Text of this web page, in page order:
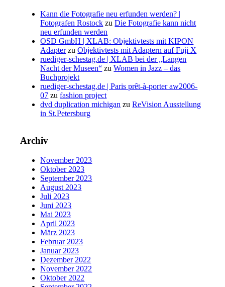
Kann die Fotografie neu erfunden werden? |
Fotografen Rostock zuDie Fotografie kann nicht
neu erfunden werden
OSD GmbH | XLAB: Objektivtests mit KIPON
AdapterzuObjektivtests mit Adaptern auf Fuji X
ruediger-schestag.de | XLAB bei der „Langen
Nacht der Museen“ zuWomen in Jazz – das
Buchprojekt
ruediger-schestag.de | Paris prêt-à-porter aw2006-
07 zufashion project
dvd duplication michigan zuReVision Ausstellung
in St.Petersburg
Archiv
November 2023
Oktober 2023
September 2023
August 2023
Juli 2023
Juni 2023
Mai 2023
April 2023
März 2023
Februar 2023
Januar 2023
Dezember 2022
November 2022
Oktober 2022